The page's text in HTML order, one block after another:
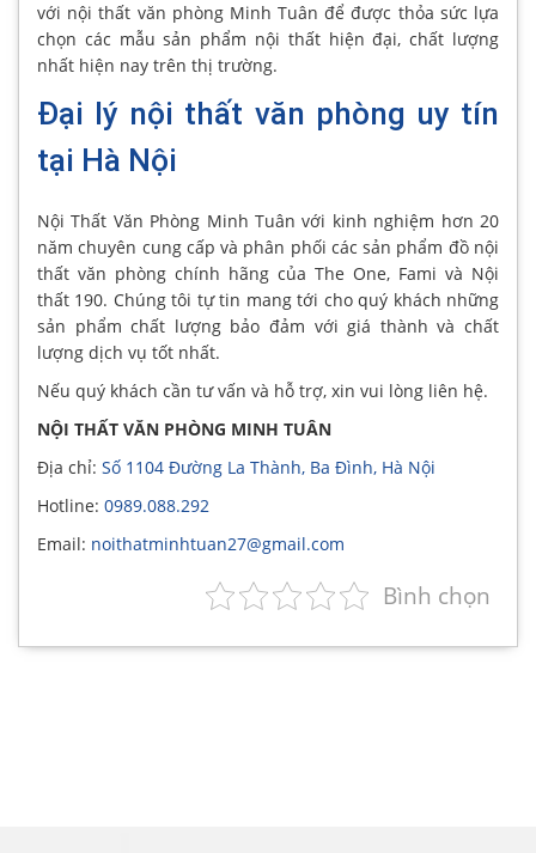
với nội thất văn phòng Minh Tuân để được thỏa sức lựa
chọn các mẫu sản phẩm nội thất hiện đại, chất lượng
nhất hiện nay trên thị trường.
Đại lý nội thất văn phòng uy tín
tại Hà Nội
Nội Thất Văn Phòng Minh Tuân với kinh nghiệm hơn 20
năm chuyên cung cấp và phân phối các sản phẩm đồ nội
thất văn phòng chính hãng của The One, Fami và Nội
thất 190. Chúng tôi tự tin mang tới cho quý khách những
sản phẩm chất lượng bảo đảm với giá thành và chất
lượng dịch vụ tốt nhất.
Nếu quý khách cần tư vấn và hỗ trợ, xin vui lòng liên hệ.
NỘI THẤT VĂN PHÒNG MINH TUÂN
Địa chỉ: Số 1104 Đường La Thành, Ba Đình, Hà Nội
Hotline: 0989.088.292
Email: noithatminhtuan27@gmail.com
Bình chọn